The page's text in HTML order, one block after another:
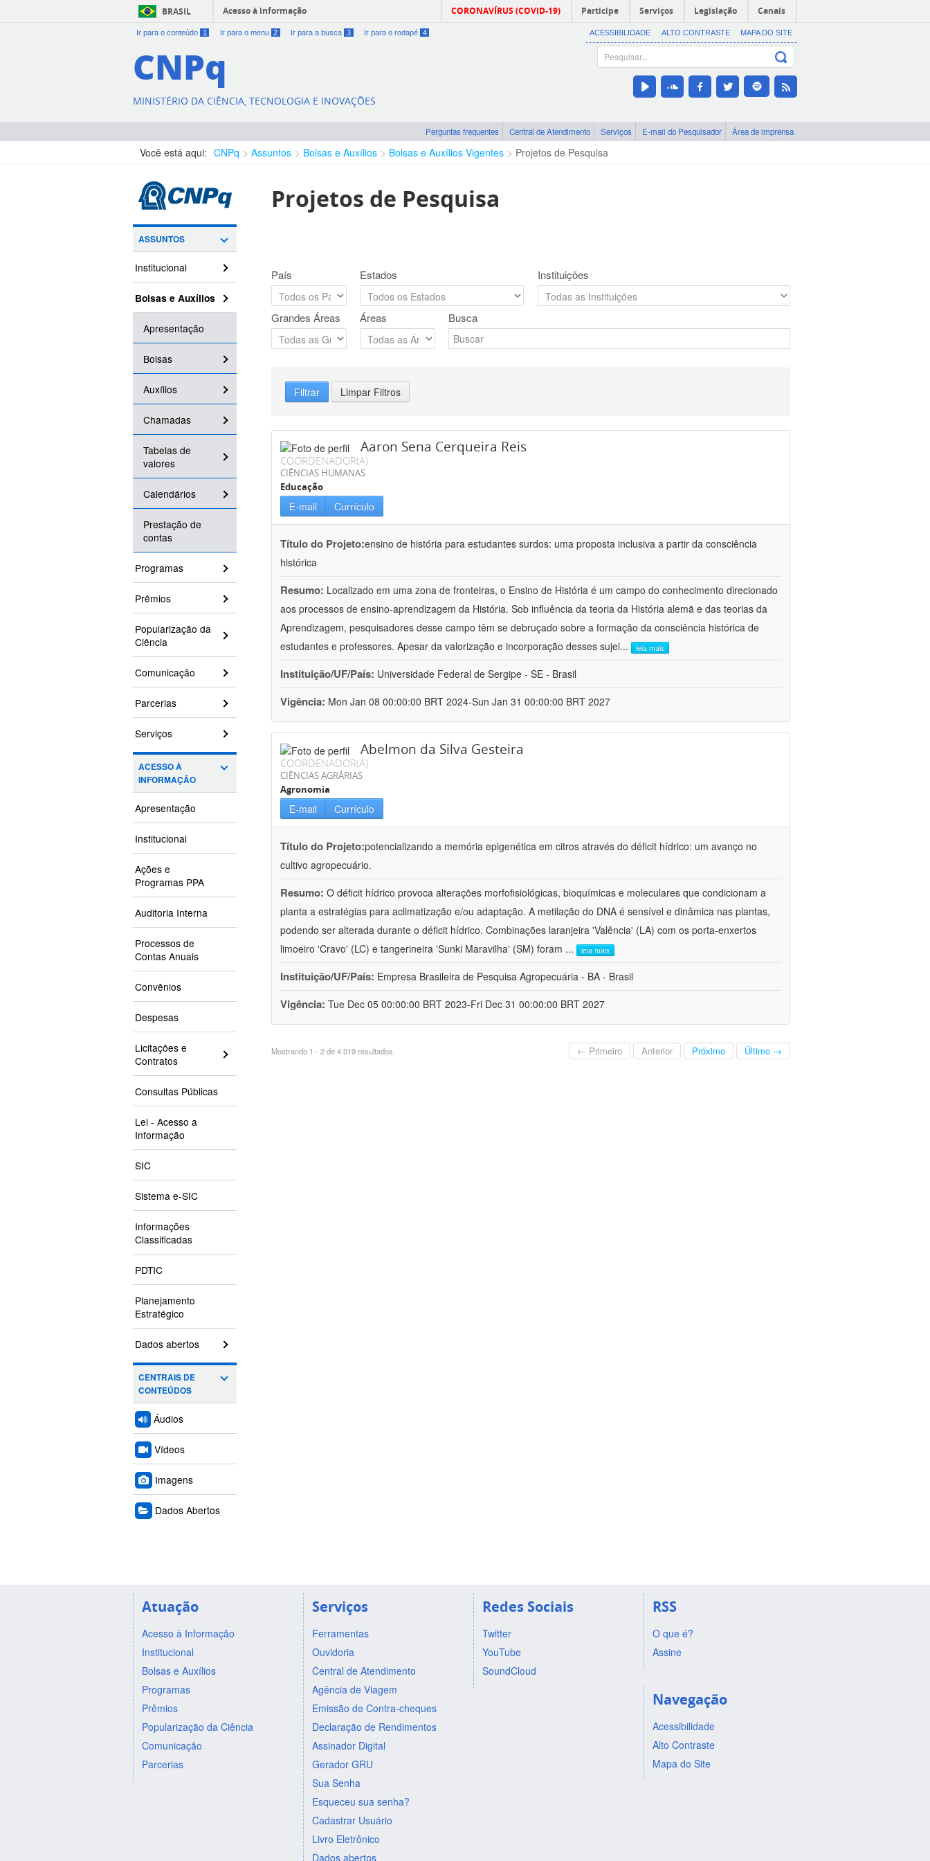
BRASIL Acesso à informação CORONAVÍRUS (COVID-19) Participe Serviços Legislação Canais
Ir para o conteúdo 1 Ir para o menu 2 Ir para a busca 3 Ir para o rodapé 4 ACESSIBILIDADE ALTO CONTRASTE MAPA DO SITE
CNPq
MINISTÉRIO DA CIÊNCIA, TECNOLOGIA E INOVAÇÕES
Perguntas frequentes Central de Atendimento Serviços E-mail do Pesquisador Área de imprensa
Você está aqui: CNPq Assuntos Bolsas e Auxílios Bolsas e Auxílios Vigentes Projetos de Pesquisa
ASSUNTOS
Institucional
Bolsas e Auxílios
Apresentação
Bolsas
Auxílios
Chamadas
Tabelas de
valores
Calendários
Prestação de
contas
Programas
Prêmios
Popularização da
Ciência
Comunicação
Parcerias
Serviços
ACESSO À
INFORMAÇÃO
Apresentação
Institucional
Ações e
Programas PPA
Auditoria Interna
Processos de
Contas Anuais
Convênios
Despesas
Licitações e
Contratos
Consultas Públicas
Lei - Acesso a
Informação
SIC
Sistema e-SIC
Informações
Classificadas
PDTIC
Planejamento
Estratégico
Dados abertos
CENTRAIS DE
CONTEÚDOS
Áudios
Vídeos
Imagens
Dados Abertos
Projetos de Pesquisa
País Estados Instituições
Grandes Áreas Áreas Busca
Filtrar Limpar Filtros
Aaron Sena Cerqueira Reis
COORDENADOR(A)
CIÊNCIAS HUMANAS
Educação
E-mail Currículo
Título do Projeto:ensino de história para estudantes surdos: uma proposta inclusiva a partir da consciência
histórica
Resumo: Localizado em uma zona de fronteiras, o Ensino de História é um campo do conhecimento direcionado
aos processos de ensino-aprendizagem da História. Sob influência da teoria da História alemã e das teorias da
Aprendizagem, pesquisadores desse campo têm se debruçado sobre a formação da consciência histórica de
estudantes e professores. Apesar da valorização e incorporação desses sujei... leia mais
Instituição/UF/País: Universidade Federal de Sergipe - SE - Brasil
Vigência: Mon Jan 08 00:00:00 BRT 2024-Sun Jan 31 00:00:00 BRT 2027
Abelmon da Silva Gesteira
COORDENADOR(A)
CIÊNCIAS AGRÁRIAS
Agronomia
E-mail Currículo
Título do Projeto:potencializando a memória epigenética em citros através do déficit hídrico: um avanço no
cultivo agropecuário.
Resumo: O déficit hídrico provoca alterações morfofisiológicas, bioquímicas e moleculares que condicionam a
planta a estratégias para aclimatização e/ou adaptação. A metilação do DNA é sensível e dinâmica nas plantas,
podendo ser alterada durante o déficit hídrico. Combinações laranjeira 'Valência' (LA) com os porta-enxertos
limoeiro 'Cravo' (LC) e tangerineira 'Sunki Maravilha' (SM) foram ... leia mais
Instituição/UF/País: Empresa Brasileira de Pesquisa Agropecuária - BA - Brasil
Vigência: Tue Dec 05 00:00:00 BRT 2023-Fri Dec 31 00:00:00 BRT 2027
Mostrando 1 - 2 de 4.019 resultados. ← Primeiro Anterior Próximo Último →
Atuação
Acesso à Informação
Institucional
Bolsas e Auxílios
Programas
Prêmios
Popularização da Ciência
Comunicação
Parcerias
Serviços
Ferramentas
Ouvidoria
Central de Atendimento
Agência de Viagem
Emissão de Contra-cheques
Declaração de Rendimentos
Assinador Digital
Gerador GRU
Sua Senha
Esqueceu sua senha?
Cadastrar Usuário
Livro Eletrônico
Dados abertos
Redes Sociais
Twitter
YouTube
SoundCloud
RSS
O que é?
Assine
Navegação
Acessibilidade
Alto Contraste
Mapa do Site